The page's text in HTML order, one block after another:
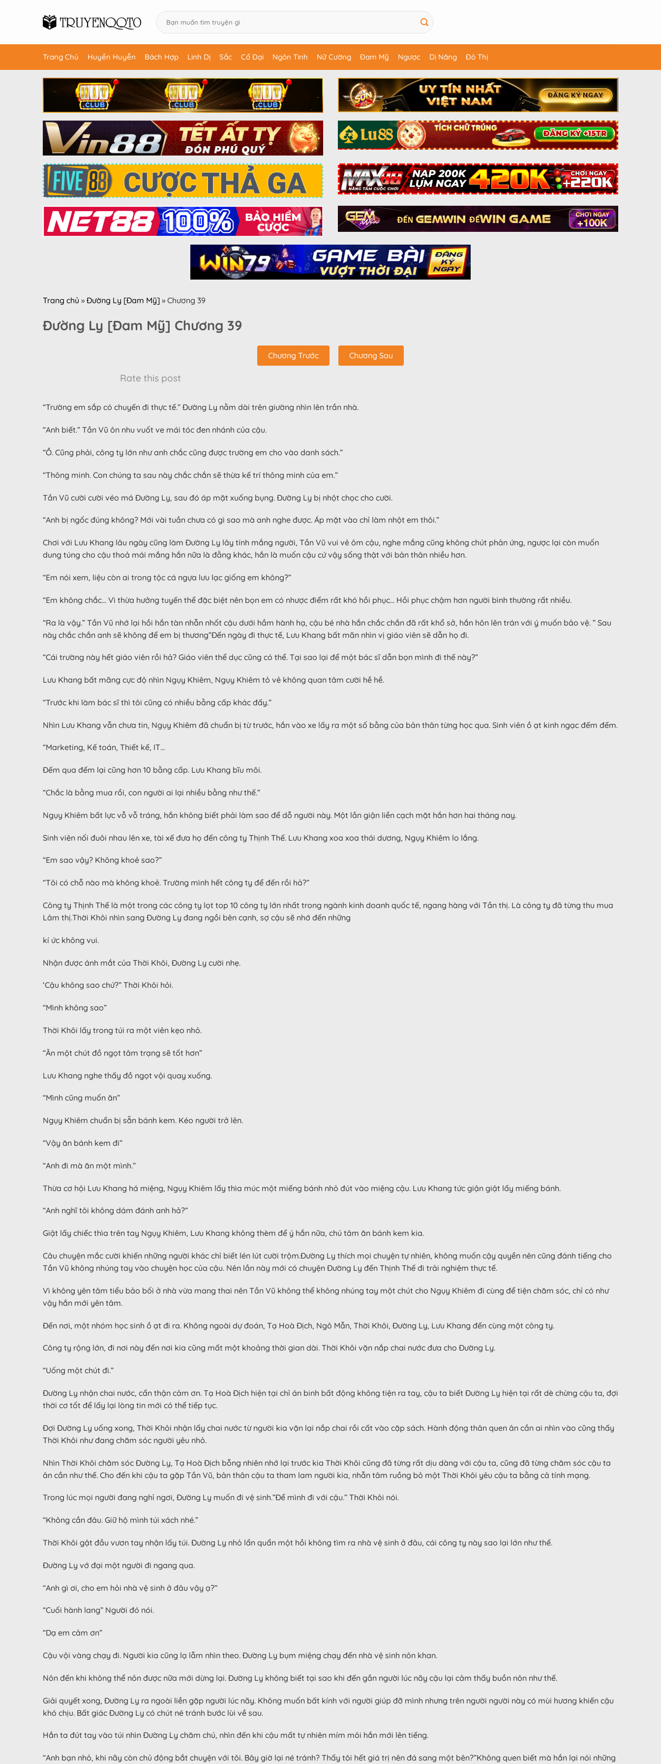
Trang Chủ Huyền Huyễn Bách Hợp Linh Dị Sắc Cổ Đại Ngôn Tình Nữ Cường Đam Mỹ Ngược Dị Năng Đô Thị
Trang chủ » Đường Ly [Đam Mỹ] » Chương 39
Đường Ly [Đam Mỹ] Chương 39
Chương Trước Chương Sau
Rate this post
“Trường em sắp có chuyến đi thực tế.” Đường Ly nằm dài trên giường nhìn lên trần nhà.
“Anh biết.” Tần Vũ ôn nhu vuốt ve mái tóc đen nhánh của cậu.
“Ồ. Cũng phải, công ty lớn như anh chắc cũng được trường em cho vào danh sách.”
“Thông minh. Con chúng ta sau này chắc chắn sẽ thừa kế trí thông minh của em.”
Tần Vũ cười cười véo má Đường Ly, sau đó áp mặt xuống bụng. Đường Ly bị nhột chọc cho cười.
“Anh bị ngốc đúng không? Mới vài tuần chưa có gì sao mà anh nghe được. Áp mặt vào chỉ làm nhột em thôi.”
Chơi với Lưu Khang lâu ngày cũng làm Đường Ly lây tính mắng người, Tần Vũ vui vẻ ôm cậu, nghe mắng cũng không chút phản ứng, ngược lại còn muốn
dung túng cho cậu thoả mái mắng hắn nữa là đằng khác, hắn là muốn cậu cứ vậy sống thật với bản thân nhiều hơn.
“Em nói xem, liệu còn ai trong tộc cá ngựa lưu lạc giống em không?”
“Em không chắc… Vì thừa hưởng tuyến thể đặc biệt nên bọn em có nhược điểm rất khó hồi phục… Hồi phục chậm hơn người bình thường rất nhiều.
“Ra là vậy.” Tần Vũ nhớ lại hồi hắn tàn nhẫn nhốt cậu dưới hầm hành hạ, cậu bé nhà hắn chắc chắn đã rất khổ sở, hắn hôn lên trán với ý muốn bảo vệ. ” Sau
này chắc chắn anh sẽ không để em bị thương”Đến ngày đi thực tế, Lưu Khang bất mãn nhìn vị giáo viên sẽ dẫn họ đi.
“Cái trường này hết giáo viên rồi hả? Giáo viên thể dục cũng có thể. Tại sao lại để một bác sĩ dẫn bọn mình đi thế này?”
Lưu Khang bất mãng cực độ nhìn Ngụy Khiêm, Ngụy Khiêm tỏ vẻ không quan tâm cười hề hề.
“Trước khi làm bác sĩ thì tôi cũng có nhiều bằng cấp khác đấy.”
Nhìn Lưu Khang vẫn chưa tin, Ngụy Khiêm đã chuẩn bị từ trước, hắn vào xe lấy ra một số bằng của bản thân từng học qua. Sinh viên ồ ạt kinh ngạc đếm đếm.
“Marketing, Kế toán, Thiết kế, IT…
Đếm qua đếm lại cũng hơn 10 bằng cấp. Lưu Khang bĩu môi.
“Chắc là bằng mua rồi, con người ai lại nhiều bằng như thế.”
Ngụy Khiêm bất lực vỗ vỗ tráng, hắn không biết phải làm sao để dỗ người này. Một lần giận liền cạch mặt hắn hơn hai tháng nay.
Sinh viên nối đuôi nhau lên xe, tài xế đưa họ đến công ty Thịnh Thế. Lưu Khang xoa xoa thái dương, Ngụy Khiêm lo lắng.
“Em sao vậy? Không khoẻ sao?”
“Tôi có chỗ nào mà không khoẻ. Trường mình hết công ty để đến rồi hả?”
Công ty Thịnh Thế là một trong các công ty lọt top 10 công ty lớn nhất trong ngành kinh doanh quốc tế, ngang hàng với Tần thị. Là công ty đã từng thu mua
Lâm thị.Thời Khôi nhìn sang Đường Ly đang ngồi bên cạnh, sợ cậu sẽ nhớ đến những
kí ức không vui.
Nhận được ánh mắt của Thời Khôi, Đường Ly cười nhẹ.
‘Cậu không sao chứ?” Thời Khôi hỏi.
“Mình không sao”
Thời Khôi lấy trong túi ra một viên kẹo nhỏ.
“Ăn một chút đồ ngọt tâm trạng sẽ tốt hơn”
Lưu Khang nghe thấy đồ ngọt vội quay xuống.
“Mình cũng muốn ăn”
Ngụy Khiêm chuẩn bị sẵn bánh kem. Kéo người trở lên.
“Vậy ăn bánh kem đi”
“Anh đi mà ăn một mình.”
Thừa cơ hội Lưu Khang há miệng, Ngụy Khiêm lấy thìa múc một miếng bánh nhỏ đút vào miệng cậu. Lưu Khang tức giận giật lấy miếng bánh.
“Anh nghĩ tôi không dám đánh anh hả?”
Giật lấy chiếc thìa trên tay Ngụy Khiêm, Lưu Khang không thèm để ý hắn nữa, chú tâm ăn bánh kem kia.
Câu chuyện mắc cười khiến những người khác chỉ biết lén lút cười trộm.Đường Ly thích mọi chuyện tự nhiên, không muốn cậy quyền nên cũng đánh tiếng cho
Tần Vũ không nhúng tay vào chuyện học của cậu. Nên lần này mới có chuyện Đường Ly đến Thịnh Thế đi trải nghiệm thực tế.
Vì không yên tâm tiểu bảo bối ở nhà vừa mang thai nên Tần Vũ không thể không nhúng tay một chút cho Ngụy Khiêm đi cùng để tiện chăm sóc, chỉ có như
vậy hắn mới yên tâm.
Đến nơi, một nhóm học sinh ồ ạt đi ra. Không ngoài dự đoán, Tạ Hoà Địch, Ngô Mẫn, Thời Khôi, Đường Ly, Lưu Khang đến cùng một công ty.
Công ty rộng lớn, đi nơi này đến nơi kia cũng mất một khoảng thời gian dài. Thời Khôi vặn nắp chai nước đưa cho Đường Ly.
“Uống một chút đi.”
Đường Ly nhận chai nước, cẩn thận cảm ơn. Tạ Hoà Địch hiện tại chỉ án binh bất động không tiện ra tay, cậu ta biết Đường Ly hiện tại rất dè chừng cậu ta, đợi
thời cơ tốt để lấy lại lòng tin mới có thể tiếp tục.
Đợi Đường Ly uống xong, Thời Khôi nhận lấy chai nước từ người kia vặn lại nắp chai rồi cất vào cặp sách. Hành động thân quen ân cần ai nhìn vào cũng thấy
Thời Khôi như đang chăm sóc người yêu nhỏ.
Nhìn Thời Khôi chăm sóc Đường Ly, Tạ Hoà Địch bỗng nhiên nhớ lại trước kia Thời Khôi cũng đã từng rất dịu dàng với cậu ta, cũng đã từng chăm sóc cậu ta
ân cần như thế. Cho đến khi cậu ta gặp Tần Vũ, bản thân cậu ta tham lam người kia, nhẫn tâm ruồng bỏ một Thời Khôi yêu cậu ta bằng cả tính mạng.
Trong lúc mọi người đang nghỉ ngơi, Đường Ly muốn đi vệ sinh.”Để mình đi với cậu.” Thời Khôi nói.
“Không cần đâu. Giữ hộ mình túi xách nhé.”
Thời Khôi gật đầu vươn tay nhận lấy túi. Đường Ly nhỏ lẩn quẩn một hồi không tìm ra nhà vệ sinh ở đâu, cái công ty này sao lại lớn như thế.
Đường Ly vớ đại một người đi ngang qua.
“Anh gì ơi, cho em hỏi nhà vệ sinh ở đâu vậy ạ?”
“Cuối hành lang” Người đó nói.
“Dạ em cảm ơn”
Cậu vội vàng chạy đi. Người kia cũng lạ lẫm nhìn theo. Đường Ly bụm miệng chạy đến nhà vệ sinh nôn khan.
Nôn đến khi không thể nôn được nữa mới dừng lại. Đường Ly không biết tại sao khi đến gần người lúc nãy cậu lại cảm thấy buồn nôn như thế.
Giải quyết xong, Đường Ly ra ngoài liền gặp người lúc nãy. Không muốn bất kính với người giúp đỡ mình nhưng trên người người này có mùi hương khiến cậu
khó chịu. Bất giác Đường Ly có chút né tránh bước lùi về sau.
Hắn ta đút tay vào túi nhìn Đường Ly chăm chú, nhìn đến khi cậu mất tự nhiên mím môi hắn mới lên tiếng.
“Anh bạn nhỏ, khi nãy còn chủ động bắt chuyện với tôi. Bây giờ lại né tránh? Thấy tôi hết giá trị nên đá sang một bên?”Không quen biết mà hắn lại nói những